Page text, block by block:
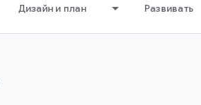
Дизайн и план Развивать